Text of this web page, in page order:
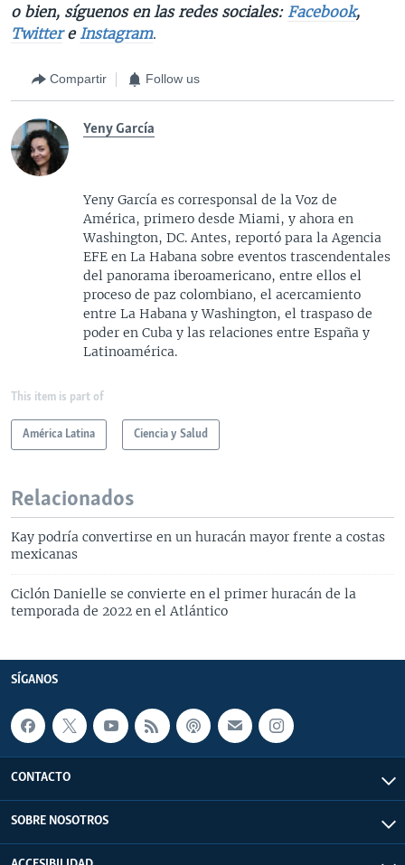
o bien, síguenos en las redes sociales: Facebook,
Twittere Instagram.
Compartir Follow us
Yeny García
Yeny García es corresponsal de la Voz de
América, primero desde Miami, y ahora en
Washington, DC. Antes, reportó para la Agencia
EFE en La Habana sobre eventos trascendentales
del panorama iberoamericano, entre ellos el
proceso de paz colombiano, el acercamiento
entre La Habana y Washington, el traspaso de
poder en Cuba y las relaciones entre España y
Latinoamérica.
This item is part of
América Latina Ciencia y Salud
Relacionados
Kay podría convertirse en un huracán mayor frente a costas
mexicanas
Ciclón Danielle se convierte en el primer huracán de la
temporada de 2022 en el Atlántico
SÍGANOS
CONTACTO
SOBRE NOSOTROS